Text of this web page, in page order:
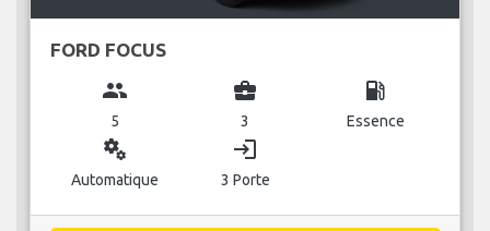
FORD FOCUS
group
5
business_center
3
local_gas_station
Essence
miscellaneous_services
Automatique
login
3 Porte